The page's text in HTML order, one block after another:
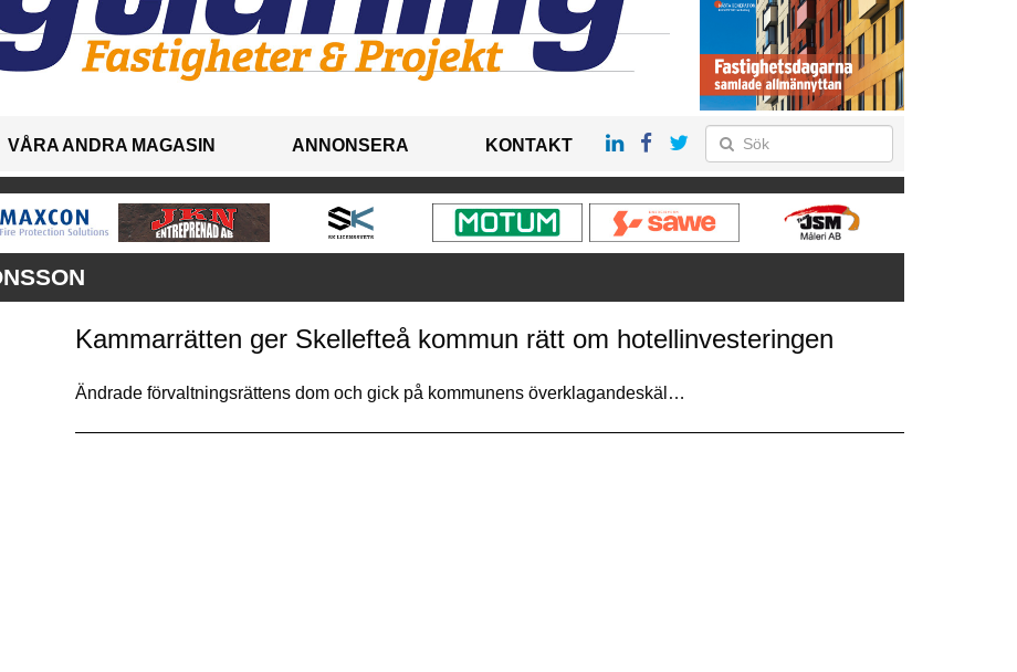
VÅRA ANDRA MAGASIN ANNONSERA KONTAKT
Kammarrätten ger Skellefteå kommun rätt om hotellinvesteringen
Ändrade förvaltningsrättens dom och gick på kommunens överklagandeskäl…